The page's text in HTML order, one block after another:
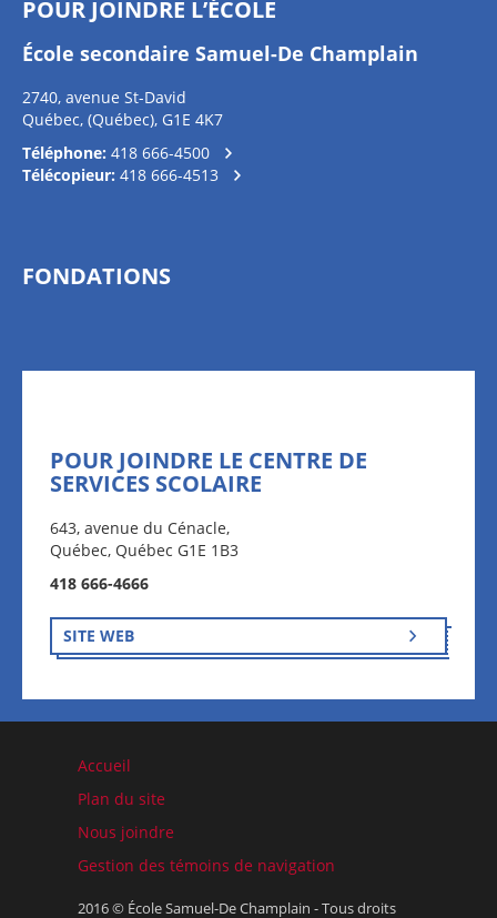
POUR JOINDRE L’ÉCOLE
École secondaire Samuel-De Champlain
2740, avenue St-David
Québec, (Québec), G1E 4K7
Téléphone: 418 666-4500
Télécopieur: 418 666-4513
FONDATIONS
POUR JOINDRE LE CENTRE DE
SERVICES SCOLAIRE
643, avenue du Cénacle,
Québec, Québec G1E 1B3
418 666-4666
SITE WEB
Accueil
Plan du site
Nous joindre
Gestion des témoins de navigation
2016 © École Samuel-De Champlain - Tous droits